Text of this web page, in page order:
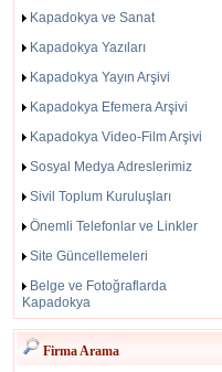
Kapadokya ve Sanat
Kapadokya Yazıları
Kapadokya Yayın Arşivi
Kapadokya Efemera Arşivi
Kapadokya Video-Film Arşivi
Sosyal Medya Adreslerimiz
Sivil Toplum Kuruluşları
Önemli Telefonlar ve Linkler
Site Güncellemeleri
Belge ve Fotoğraflarda
Kapadokya
Firma Arama